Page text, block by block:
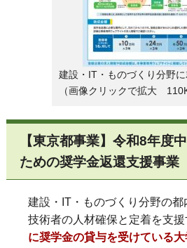
建設・IT・ものづくり分野
（画像クリックで拡大
【東京都事業】令和8年度
ための奨学金返還支援事業
建設・IT・ものづくり分野の
技術者の人材確保と定着を支援
に奨学金の貸与を受けている